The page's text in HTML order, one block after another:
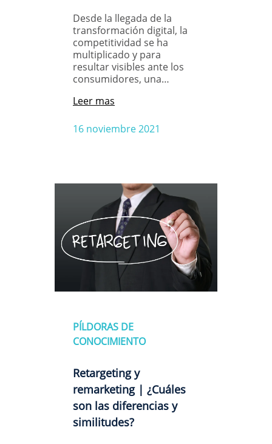
Desde la llegada de la
transformación digital, la
competitividad se ha
multiplicado y para
resultar visibles ante los
consumidores, una…
16 noviembre 2021
Leer mas
PÍLDORAS DE
CONOCIMIENTO
Retargeting y
remarketing | ¿Cuáles
son las diferencias y
similitudes?